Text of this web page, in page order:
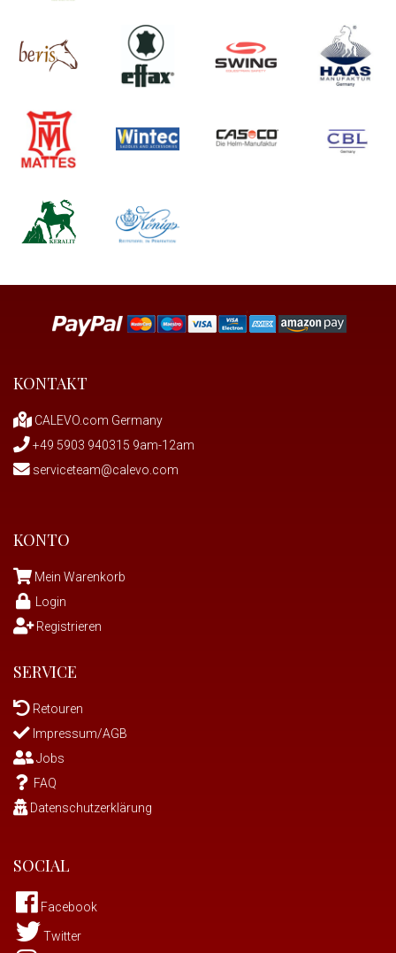
KONTAKT
CALEVO.com Germany
+49 5903 940315 9am-12am
serviceteam@calevo.com
KONTO
Mein Warenkorb
Login
Registrieren
SERVICE
Retouren
Impressum/AGB
Jobs
FAQ
Datenschutzerklärung
SOCIAL
Facebook
Twitter